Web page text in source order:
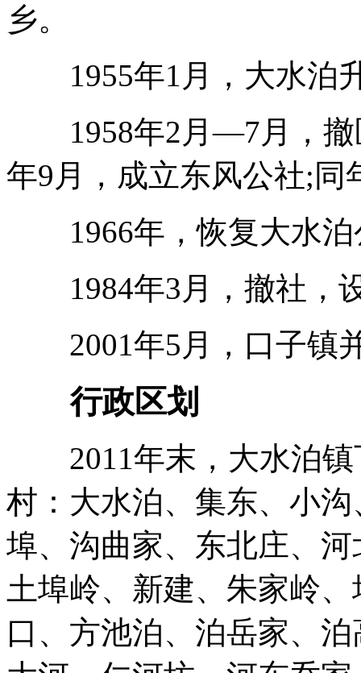
乡。
1955年1月，大水泊
1958年2月—7月，撤
年9月，成立东风公社;同
1966年，恢复大水泊
1984年3月，撤社，
2001年5月，口子镇
行政区划
2011年末，大水泊镇
村：大水泊、集东、小
埠、沟曲家、东北庄、
土埠岭、新建、朱家岭
口、方池泊、泊岳家、